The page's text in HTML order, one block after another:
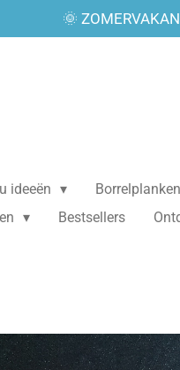
🌞
ideeën Borrelplanken
Bestsellers